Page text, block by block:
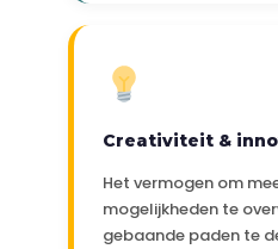
Creativiteit &
Het vermogen om
mogelijkheden te
gebaande paden te